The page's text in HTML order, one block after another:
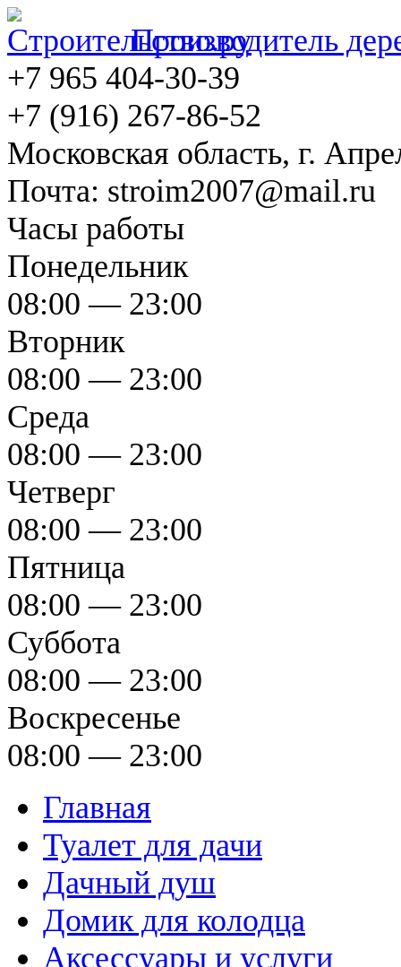
Производитель
+7 965 404-30-39
+7 (916) 267-86-52
Московская область, г.
Почта: stroim2007@mail.ru
Часы работы
Понедельник
08:00 — 23:00
Вторник
08:00 — 23:00
Среда
08:00 — 23:00
Четверг
08:00 — 23:00
Пятница
08:00 — 23:00
Суббота
08:00 — 23:00
Воскресенье
08:00 — 23:00
Главная
Туалет для дачи
Дачный душ
Домик для колодца
Аксессуары и услуги